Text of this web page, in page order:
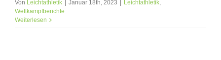
Von Leichtathletik Januar 18th, 2023 Leichtathletik,
Wettkampfberichte
Weiterlesen